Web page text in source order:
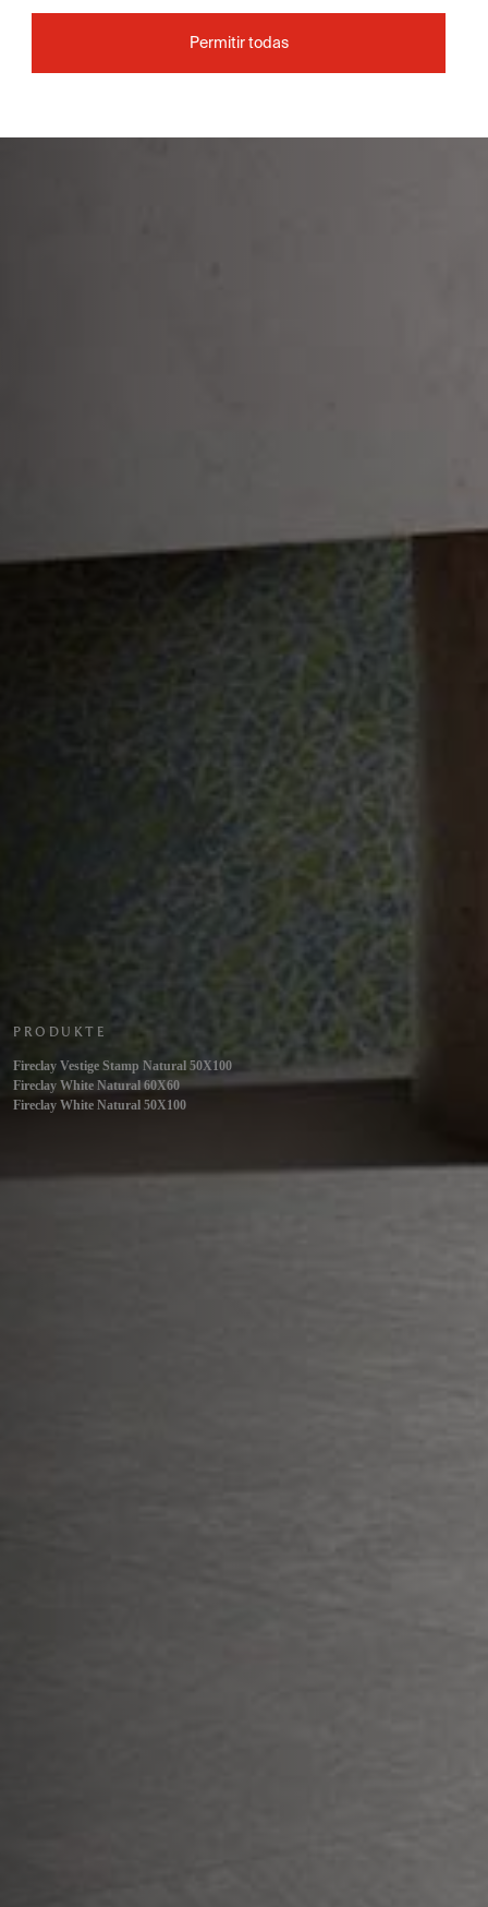
PRODUKTE
Fireclay Vestige Stamp Natural 50X100
Fireclay White Natural 60X60
Fireclay White Natural 50X100
Permitir todas